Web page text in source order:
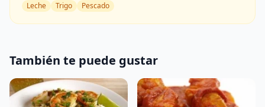
Leche Trigo Pescado
También te puede gustar